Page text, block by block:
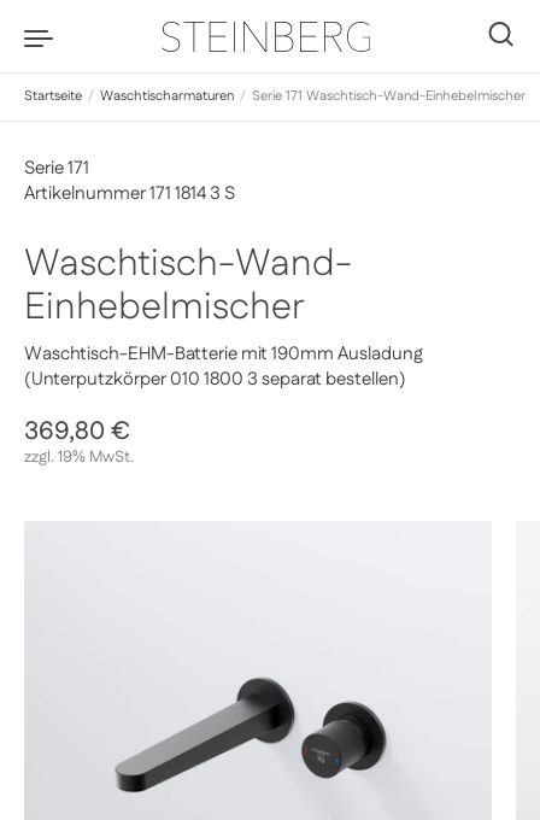
Startseite / Waschtischarmaturen / Serie 171 Waschtisch-Wand-Einhebelmischer
Waschtisch-Wand-
Einhebelmischer
Waschtisch-EHM-Batterie mit 190mm Ausladung
(Unterputzkörper 010 1800 3 separat bestellen)
Serie 171
Artikelnummer 171 1814 3 S
Regulärer Preis
369,80 €
zzgl. 19% MwSt.